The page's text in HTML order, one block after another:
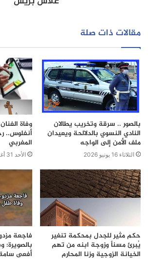
مقالات ذات صلة
بالصور .. سرقة وتخريب يطالان
النادي النسوي بالدلالحة ويعيدان
ملف الأمن إلى الواجه
الثلاثاء 16 يونيو 2026
وفاة
أنفلوس..
المغربي
الأحد 31 أغسطس 2025
حكم مثير للجدل بمحكمة تنغير
يُبرئ مسناً وزوجة ابنه من تهم
الخيانة الزوجية وزنا المحارم
فاجعة
بالصويرة:
أفعى